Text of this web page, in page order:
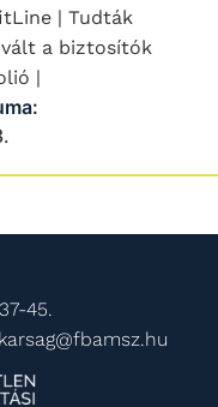
| Tudták
vált a biztosítók
|
45.